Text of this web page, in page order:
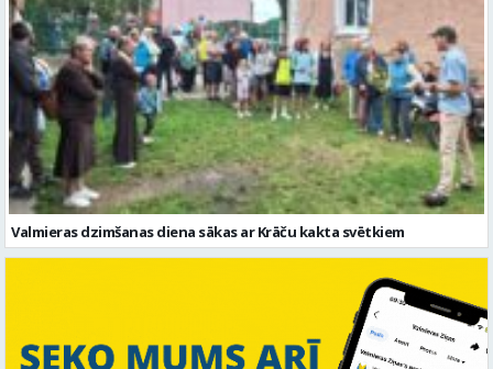
Valmieras dzimšanas diena sākas ar Krāču kakta svētkiem